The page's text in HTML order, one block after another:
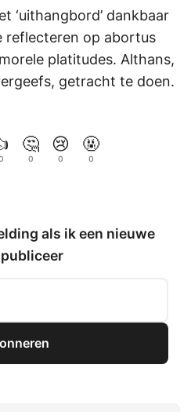
‘uithangbord’ dankbaar
reflecteren op abortus
platitudes. Althans,
getracht te doen.
🤔
0
😢
0
🤬
0
als ik een nieuwe